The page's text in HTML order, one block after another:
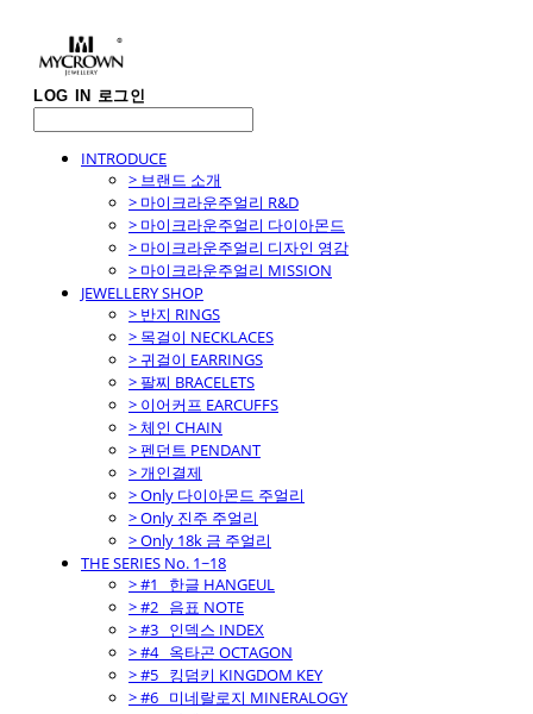
LOG IN 로그인
INTRODUCE
> 브랜드 소개
> 마이크라운주얼리 R&D
> 마이크라운주얼리 다이아몬드
> 마이크라운주얼리 디자인 영감
> 마이크라운주얼리 MISSION
JEWELLERY SHOP
> 반지 RINGS
> 목걸이 NECKLACES
> 귀걸이 EARRINGS
> 팔찌 BRACELETS
> 이어커프 EARCUFFS
> 체인 CHAIN
> 펜던트 PENDANT
> 개인결제
> Only 다이아몬드 주얼리
> Only 진주 주얼리
> Only 18k 금 주얼리
THE SERIES No. 1~18
> #1_ 한글 HANGEUL
> #2_ 음표 NOTE
> #3_ 인덱스 INDEX
> #4_ 옥타곤 OCTAGON
> #5_ 킹덤키 KINGDOM KEY
> #6_ 미네랄로지 MINERALOGY